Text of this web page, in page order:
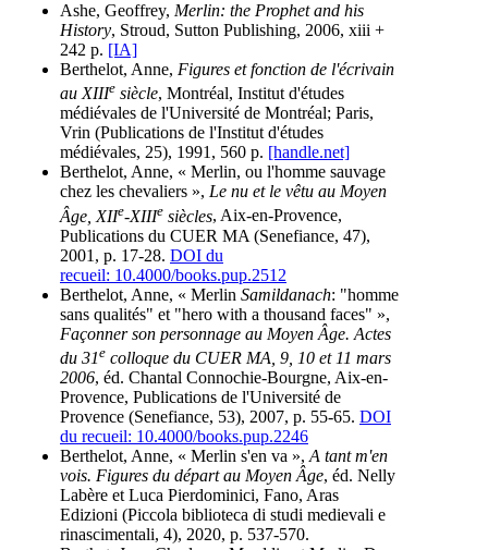
Ashe, Geoffrey, Merlin: the Prophet and his
History, Stroud, Sutton Publishing, 2006, xiii +
242 p. [IA]
Berthelot, Anne, Figures et fonction de l'écrivain
au XIIIe siècle, Montréal, Institut d'études
médiévales de l'Université de Montréal; Paris,
Vrin (Publications de l'Institut d'études
médiévales, 25), 1991, 560 p. [handle.net]
Berthelot, Anne, « Merlin, ou l'homme sauvage
chez les chevaliers », Le nu et le vêtu au Moyen
Âge, XIIe-XIIIe siècles, Aix-en-Provence,
Publications du CUER MA (Senefiance, 47),
2001, p. 17-28. DOI du
recueil: 10.4000/books.pup.2512
Berthelot, Anne, « Merlin Samildanach: "homme
sans qualités" et "hero with a thousand faces" »,
Façonner son personnage au Moyen Âge. Actes
du 31e colloque du CUER MA, 9, 10 et 11 mars
2006, éd. Chantal Connochie-Bourgne, Aix-en-
Provence, Publications de l'Université de
Provence (Senefiance, 53), 2007, p. 55-65. DOI
du recueil: 10.4000/books.pup.2246
Berthelot, Anne, « Merlin s'en va », A tant m'en
vois. Figures du départ au Moyen Âge, éd. Nelly
Labère et Luca Pierdominici, Fano, Aras
Edizioni (Piccola biblioteca di studi medievali e
rinascimentali, 4), 2020, p. 537-570.